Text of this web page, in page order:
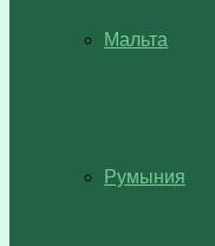
Мальта
Румыния